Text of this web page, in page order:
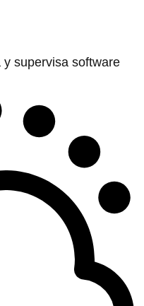
supervisa software